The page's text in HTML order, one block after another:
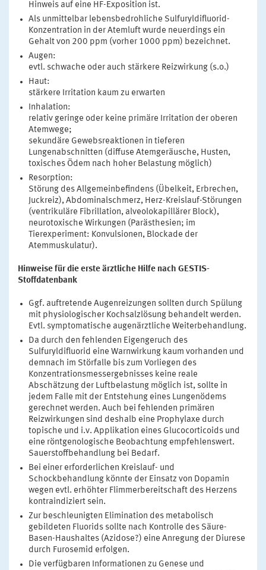
Hinweis auf eine HF-Exposition ist.
Als unmittelbar lebensbedrohliche Sulfuryldifluorid-
Konzentration in der Atemluft wurde neuerdings ein
Gehalt von 200 ppm (vorher 1000 ppm) bezeichnet.
Augen:
evtl. schwache oder auch stärkere Reizwirkung (s.o.)
Haut:
stärkere Irritation kaum zu erwarten
Inhalation:
relativ geringe oder keine primäre Irritation der oberen
Atemwege;
sekundäre Gewebsreaktionen in tieferen
Lungenabschnitten (diffuse Atemgeräusche, Husten,
toxisches Ödem nach hoher Belastung möglich)
Resorption:
Störung des Allgemeinbefindens (Übelkeit, Erbrechen,
Juckreiz), Abdominalschmerz, Herz-Kreislauf-Störungen
(ventrikuläre Fibrillation, alveolokapillärer Block),
neurotoxische Wirkungen (Parästhesien; im
Tierexperiment: Konvulsionen, Blockade der
Atemmuskulatur).
Hinweise für die erste ärztliche Hilfe nach GESTIS-
Stoffdatenbank
Ggf. auftretende Augenreizungen sollten durch Spülung
mit physiologischer Kochsalzlösung behandelt werden.
Evtl. symptomatische augenärztliche Weiterbehandlung.
Da durch den fehlenden Eigengeruch des
Sulfuryldifluorid eine Warnwirkung kaum vorhanden und
demnach im Störfalle bis zum Vorliegen des
Konzentrationsmessergebnisses keine reale
Abschätzung der Luftbelastung möglich ist, sollte in
jedem Falle mit der Entstehung eines Lungenödems
gerechnet werden. Auch bei fehlenden primären
Reizwirkungen sind deshalb eine Prophylaxe durch
topische und i.v. Applikation eines Glucocorticoids und
eine röntgenologische Beobachtung empfehlenswert.
Sauerstoffbehandlung bei Bedarf.
Bei einer erforderlichen Kreislauf- und
Schockbehandlung könnte der Einsatz von Dopamin
wegen evtl. erhöhter Flimmerbereitschaft des Herzens
kontraindiziert sein.
Zur beschleunigten Elimination des metabolisch
gebildeten Fluorids sollte nach Kontrolle des Säure-
Basen-Haushaltes (Azidose?) eine Anregung der Diurese
durch Furosemid erfolgen.
Die verfügbaren Informationen zu Genese und